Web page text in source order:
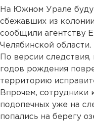
На Южном Урале
сбежавших из
сообщили агентству
Челябинской области.
По версии
годов рождения
территорию
Впрочем, сотрудники
подопечных уже на
попались на берегу